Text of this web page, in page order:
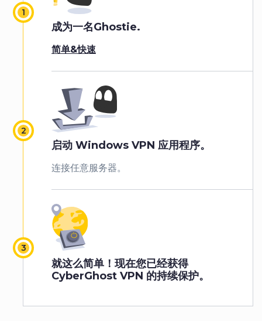
成为一名Ghostie.
简单&快速
启动 Windows VPN 应用程序。
连接任意服务器。
就这么简单！现在您已经获得
CyberGhost VPN 的持续保护。